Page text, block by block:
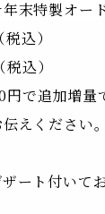
末特製オー
（税込）
（税込）
で追加増量
えください。
ート付いて